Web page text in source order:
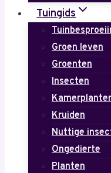
Tuingids
Groen leven
Groenten
Insecten
Kruiden
Nuttige
Ongedierte
Planten